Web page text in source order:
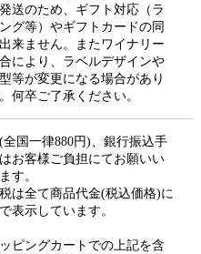
送のため、ギフト対応（ラ
グ等）やギフトカードの同
来ません。またワイナリー
により、ラベルデザインや
等が変更になる場合があり
何卒ご了承ください。
全国一律880円)、銀行振込手
お客様ご負担にてお願いい
す。
は全て商品代金(税込価格)に
表示しています。
ピングカートでの上記を含